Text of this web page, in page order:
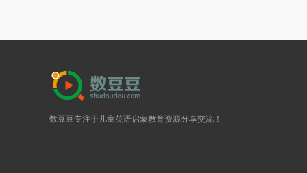
数豆豆专注于儿童英语启蒙教育资源分享交流！